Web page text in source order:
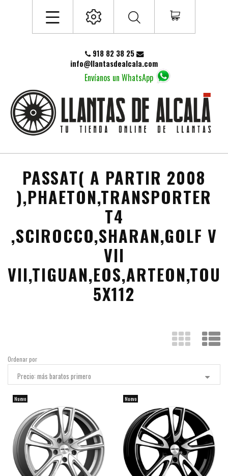
Envíanos un WhatsApp
918 82 38 25
info@llantasdealcala.com
PASSAT( A PARTIR 2008
),PHAETON,TRANSPORTER
T4
,SCIROCCO,SHARAN,GOLF V
VII
5X112
Ordenar por
Precio: más baratos primero
Nuevo Nuevo